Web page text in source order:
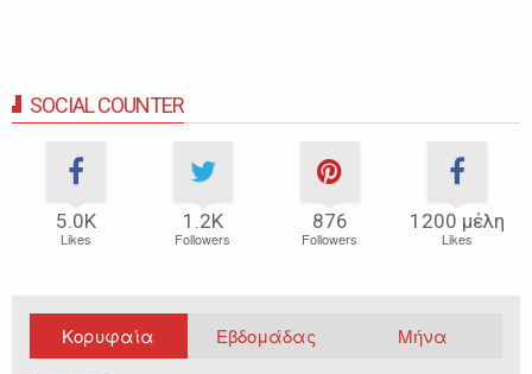
SOCIAL COUNTER
5.0Κ
Likes
1.2Κ
Followers
876
Followers
1200 μέλη
Likes
Κορυφαία Εβδομάδας Μήνα